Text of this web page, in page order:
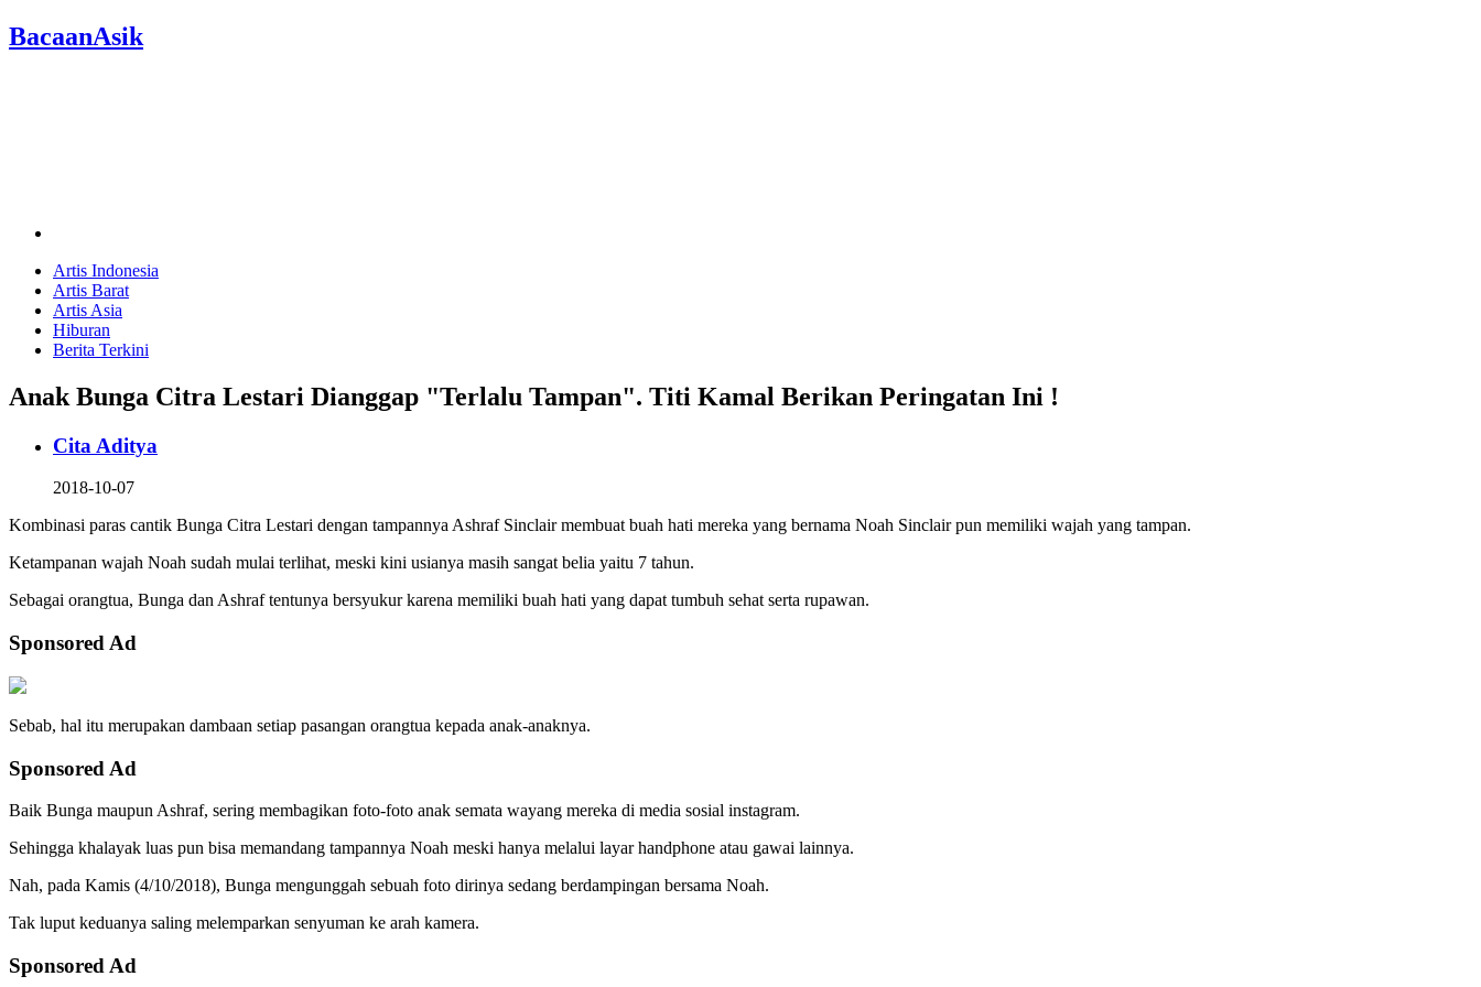
BacaanAsik
Artis Indonesia
Artis Barat
Artis Asia
Hiburan
Berita Terkini
Anak Bunga Citra Lestari Dianggap "Terlalu Tampan". Titi Kamal Berikan Peringatan Ini !
Cita Aditya
2018-10-07
Kombinasi paras cantik Bunga Citra Lestari dengan tampannya Ashraf Sinclair membuat buah hati mereka yang bernama Noah Sinclair pun memiliki wajah yang tampan.
Ketampanan wajah Noah sudah mulai terlihat, meski kini usianya masih sangat belia yaitu 7 tahun.
Sebagai orangtua, Bunga dan Ashraf tentunya bersyukur karena memiliki buah hati yang dapat tumbuh sehat serta rupawan.
Sponsored Ad
Sebab, hal itu merupakan dambaan setiap pasangan orangtua kepada anak-anaknya.
Sponsored Ad
Baik Bunga maupun Ashraf, sering membagikan foto-foto anak semata wayang mereka di media sosial instagram.
Sehingga khalayak luas pun bisa memandang tampannya Noah meski hanya melalui layar handphone atau gawai lainnya.
Nah, pada Kamis (4/10/2018), Bunga mengunggah sebuah foto dirinya sedang berdampingan bersama Noah.
Tak luput keduanya saling melemparkan senyuman ke arah kamera.
Sponsored Ad